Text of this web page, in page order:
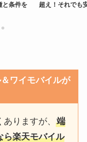
と条件を
超え！それでも
ワイモバイルが
ありますが、端
ら楽天モバイル